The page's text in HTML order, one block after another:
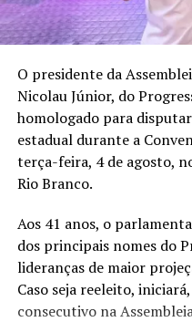
DON'T MISS
Nicolau se firma como
O presidente da
Nicolau Júnior, do
homologado para
estadual durante a
terça-feira, 4 de agosto,
Rio Branco.
Aos 41 anos, o
dos principais nomes do
lideranças de maior
Caso seja reeleito,
consecutivo na